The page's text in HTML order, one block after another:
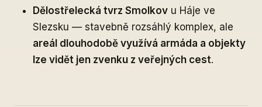
Dělostřelecká tvrz Smolkov u Háje ve
Slezsku — stavebně rozsáhlý komplex, ale
areál dlouhodobě využívá armáda a objekty
lze vidět jen zvenku z veřejných cest.